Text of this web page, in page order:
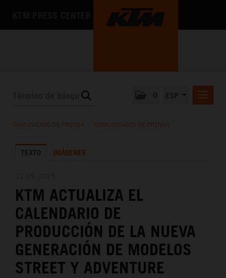
LA EMPRESA
COMUNICADO DE PRENSA COMUNICADOS DE PRENSA
TEXTO IMÁGENES
KTM ACTUALIZA EL
CALENDARIO DE
PRODUCCIÓN DE LA NUEVA
GENERACIÓN DE MODELOS
STREET Y ADVENTURE